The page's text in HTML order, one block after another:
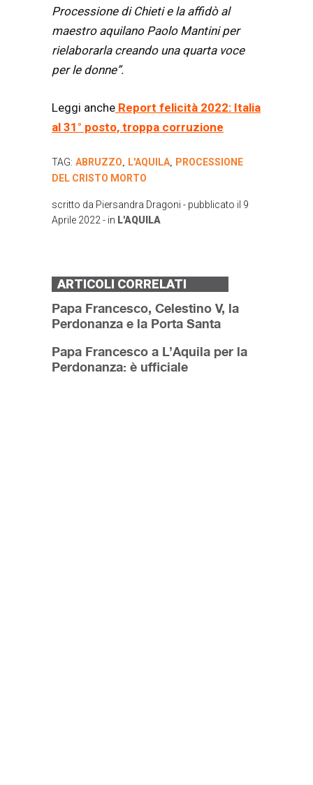
Processione di Chieti e la affidò al
maestro aquilano Paolo Mantini per
rielaborarla creando una quarta voce
per le donne”.
Leggi anche Report felicità 2022: Italia
al 31° posto, troppa corruzione
TAG: ABRUZZO, L'AQUILA, PROCESSIONE
DEL CRISTO MORTO
scritto da Piersandra Dragoni - pubblicato il 9
Aprile 2022 - in L'AQUILA
ARTICOLI CORRELATI
Papa Francesco, Celestino V, la
Perdonanza e la Porta Santa
Papa Francesco a L’Aquila per la
Perdonanza: è ufficiale